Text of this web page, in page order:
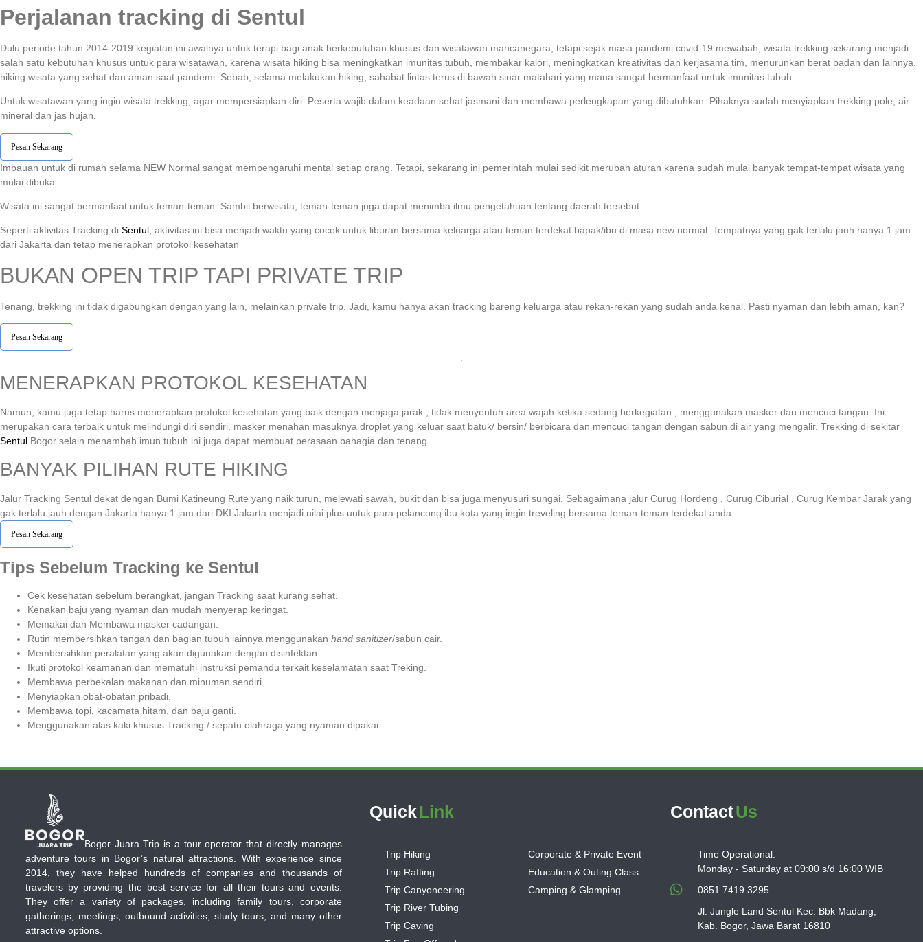
Perjalanan tracking di Sentul
Dulu periode tahun 2014-2019 kegiatan ini awalnya untuk terapi bagi anak berkebutuhan khusus dan wisatawan mancanegara, tetapi sejak masa pandemi covid-19 mewabah, wisata trekking sekarang menjadi
salah satu kebutuhan khusus untuk para wisatawan, karena wisata hiking bisa meningkatkan imunitas tubuh, membakar kalori, meningkatkan kreativitas dan kerjasama tim, menurunkan berat badan dan lainnya.
hiking wisata yang sehat dan aman saat pandemi. Sebab, selama melakukan hiking, sahabat lintas terus di bawah sinar matahari yang mana sangat bermanfaat untuk imunitas tubuh.
Untuk wisatawan yang ingin wisata trekking, agar mempersiapkan diri. Peserta wajib dalam keadaan sehat jasmani dan membawa perlengkapan yang dibutuhkan. Pihaknya sudah menyiapkan trekking pole, air
mineral dan jas hujan.
Pesan Sekarang
Imbauan untuk di rumah selama NEW Normal sangat mempengaruhi mental setiap orang. Tetapi, sekarang ini pemerintah mulai sedikit merubah aturan karena sudah mulai banyak tempat-tempat wisata yang
mulai dibuka.
Wisata ini sangat bermanfaat untuk teman-teman. Sambil berwisata, teman-teman juga dapat menimba ilmu pengetahuan tentang daerah tersebut.
Seperti aktivitas Tracking di Sentul, aktivitas ini bisa menjadi waktu yang cocok untuk liburan bersama keluarga atau teman terdekat bapak/ibu di masa new normal. Tempatnya yang gak terlalu jauh hanya 1 jam
dari Jakarta dan tetap menerapkan protokol kesehatan
BUKAN OPEN TRIP TAPI PRIVATE TRIP
Tenang, trekking ini tidak digabungkan dengan yang lain, melainkan private trip. Jadi, kamu hanya akan tracking bareng keluarga atau rekan-rekan yang sudah anda kenal. Pasti nyaman dan lebih aman, kan?
Pesan Sekarang
MENERAPKAN PROTOKOL KESEHATAN
Namun, kamu juga tetap harus menerapkan protokol kesehatan yang baik dengan menjaga jarak , tidak menyentuh area wajah ketika sedang berkegiatan , menggunakan masker dan mencuci tangan. Ini
merupakan cara terbaik untuk melindungi diri sendiri, masker menahan masuknya droplet yang keluar saat batuk/ bersin/ berbicara dan mencuci tangan dengan sabun di air yang mengalir. Trekking di sekitar
Sentul Bogor selain menambah imun tubuh ini juga dapat membuat perasaan bahagia dan tenang.
BANYAK PILIHAN RUTE HIKING
Jalur Tracking Sentul dekat dengan Bumi Katineung Rute yang naik turun, melewati sawah, bukit dan bisa juga menyusuri sungai. Sebagaimana jalur Curug Hordeng , Curug Ciburial , Curug Kembar Jarak yang
gak terlalu jauh dengan Jakarta hanya 1 jam dari DKI Jakarta menjadi nilai plus untuk para pelancong ibu kota yang ingin treveling bersama teman-teman terdekat anda.
Pesan Sekarang
Tips Sebelum Tracking ke Sentul
Cek kesehatan sebelum berangkat, jangan Tracking saat kurang sehat.
Kenakan baju yang nyaman dan mudah menyerap keringat.
Memakai dan Membawa masker cadangan.
Rutin membersihkan tangan dan bagian tubuh lainnya menggunakan hand sanitizer/sabun cair.
Membersihkan peralatan yang akan digunakan dengan disinfektan.
Ikuti protokol keamanan dan mematuhi instruksi pemandu terkait keselamatan saat Treking.
Membawa perbekalan makanan dan minuman sendiri.
Menyiapkan obat-obatan pribadi.
Membawa topi, kacamata hitam, dan baju ganti.
Menggunakan alas kaki khusus Tracking / sepatu olahraga yang nyaman dipakai
Bogor Juara Trip is a tour operator that directly manages
adventure tours in Bogor’s natural attractions. With experience since
2014, they have helped hundreds of companies and thousands of
travelers by providing the best service for all their tours and events.
They offer a variety of packages, including family tours, corporate
gatherings, meetings, outbound activities, study tours, and many other
attractive options.
QuickLink
Trip Hiking
Trip Rafting
Trip Canyoneering
Trip River Tubing
Trip Caving
Corporate & Private Event
Education & Outing Class
Camping & Glamping
ContactUs
Time Operational:
Monday - Saturday at 09:00 s/d 16:00 WIB
0851 7419 3295
Jl. Jungle Land Sentul Kec. Bbk Madang,
Kab. Bogor, Jawa Barat 16810